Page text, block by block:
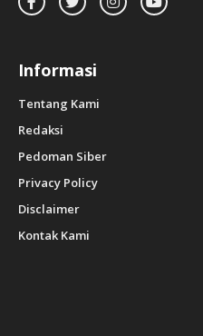
Informasi
Tentang Kami
Redaksi
Pedoman Siber
Privacy Policy
Disclaimer
Kontak Kami